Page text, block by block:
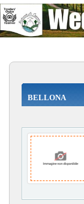
BELLONA